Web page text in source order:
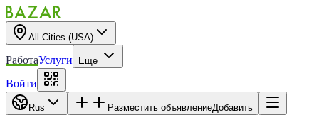
All Cities (USA)
РаботаУслуги Еще
Войти
Rus Разместить объявлениеДобавить